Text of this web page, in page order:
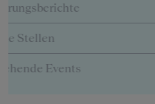
Erfahrungsberichte
Offene Stellen